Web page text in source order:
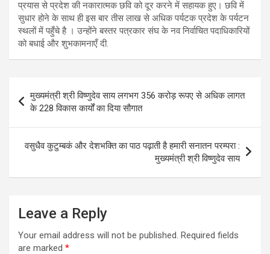
प्रयास से प्रदेश की नकारात्मक छवि को दूर करने में सहायक हुए। छवि में
सुधार होने के साथ ही इस बार तीस लाख से अधिक पर्यटक प्रदेश के पर्यटन
स्थलों में पहुँचे है । उन्होंने बस्तर पत्रकार संघ के नव निर्वाचित पदाधिकारियों
को बधाई और शुभकामनाएँ दी.
navigation
मुख्यमंत्री श्री विष्णुदेव साय लगभग 356 करोड़ रूपए से अधिक लागत
के 228 विकास कार्यों का दिया सौगात
वसुधैव कुटुम्बकं और देशभक्ति का पाठ पढ़ाती है हमारी सनातन परम्परा :
मुख्यमंत्री श्री विष्णुदेव साय
Leave a Reply
Your email address will not be published. Required fields
are marked *